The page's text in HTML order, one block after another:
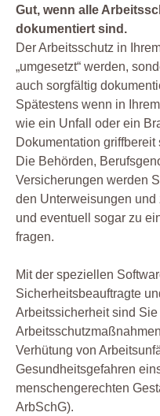
Gut, wenn alle
dokumentiert sind.
Der Arbeitsschutz in
„umgesetzt“ werden,
auch sorgfältig
Spätestens wenn in
wie ein Unfall oder ein
Dokumentation griffbereit
Die Behörden,
Versicherungen werden
den Unterweisungen
und eventuell sogar zu
fragen.
Mit der speziellen
Sicherheitsbeauftragte
Arbeitssicherheit sind
Verhütung von
Gesundheitsgefahren
menschengerechten
ArbSchG).